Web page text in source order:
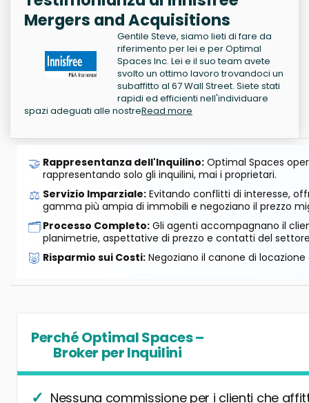
Mergers and Acquisitions
Gentile Steve, siamo lieti di fare da
riferimento per lei e per Optimal
Spaces Inc. Lei e il suo team avete
svolto un ottimo lavoro trovandoci un
subaffitto al 67 Wall Street. Siete stati
rapidi ed efficienti nell'individuare
spazi adeguati alle nostreRead more
🤝 Rappresentanza dell'Inquilino: Optimal Spaces
rappresentando solo gli inquilini, mai i proprietari.
⚖️ Servizio Imparziale: Evitando conflitti di interesse,
gamma più ampia di immobili e negoziano il prezzo
🗂️Processo Completo: Gli agenti accompagnano il
planimetrie, aspettative di prezzo e contatti del
🐷 Risparmio sui Costi: Negoziano il canone di
Perché Optimal Spaces –
Broker per Inquilini
Nessuna commissione per i clienti che